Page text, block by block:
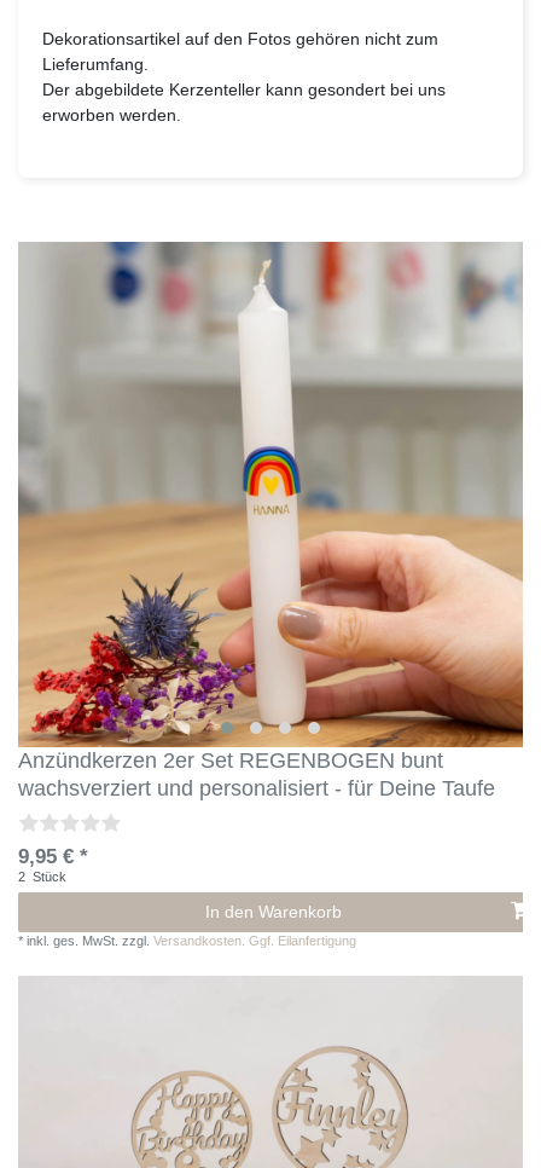
Dekorationsartikel auf den Fotos gehören nicht zum
Lieferumfang.
Der abgebildete Kerzenteller kann gesondert bei uns
erworben werden.
Anzündkerzen 2er Set REGENBOGEN bunt
wachsverziert und personalisiert - für Deine Taufe
9,95 € *
2 Stück
In den Warenkorb
* inkl. ges. MwSt. zzgl. Versandkosten. Ggf. Eilanfertigung